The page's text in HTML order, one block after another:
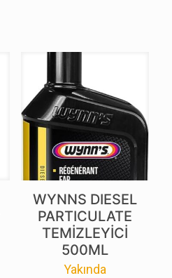
WYNNS DIESEL
PARTICULATE
TEMİZLEYİCİ
500ML
Yakında